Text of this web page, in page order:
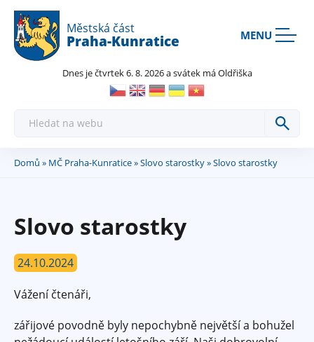
Městská část
Praha-Kunratice
Dnes je čtvrtek 6. 8. 2026 a svátek má Oldřiška
a
t
MENU
Jste
Domů » MČ Praha-Kunratice»Slovo starostky» Slovo starostky
Slovo starostky
24.10.2024
Vážení čtenáři,
zářijové povodně byly nepochybně největší a bohužel